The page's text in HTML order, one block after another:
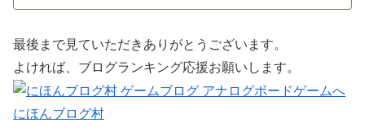
最後まで見ていただきありがとうございます。
よければ、ブログランキング応援お願いします。
にほんブログ村